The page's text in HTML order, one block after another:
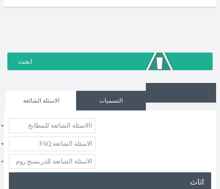
الاسئلة الشائعة التسميات
االاسئلة الشائعة للمطابخ
الاسئلة الشائعة FAQ
الاسئلة الشائعة للدريسنج روم
اثاث